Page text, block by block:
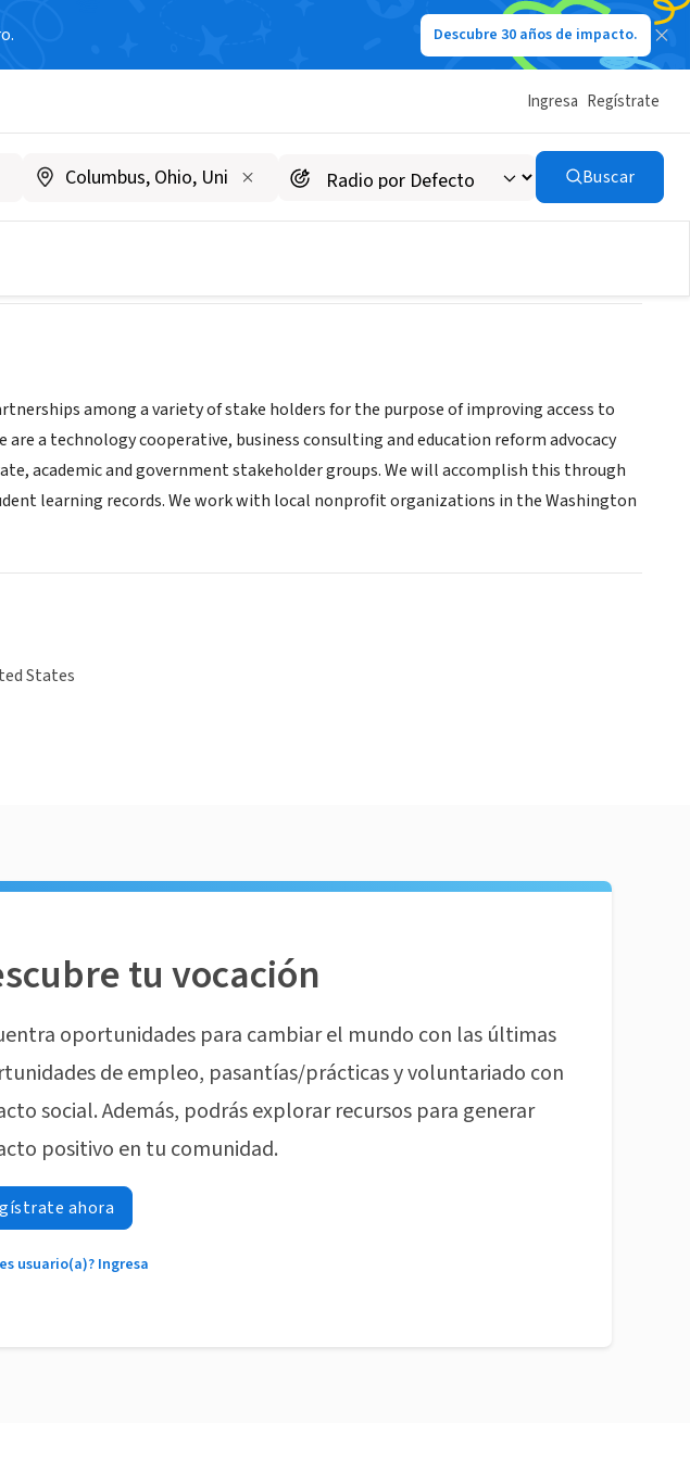
Descubre 30 años de impacto.
Ingresa Regístrate
Buscar
among a variety of stake holders for the purpose of improving access to
a technology cooperative, business consulting and education reform advocacy
academic and government stakeholder groups. We will accomplish this through
learning records. We work with local nonprofit organizations in the Washington
States
tu vocación
oportunidades para cambiar el mundo con las últimas
de empleo, pasantías/prácticas y voluntariado con
social. Además, podrás explorar recursos para generar
positivo en tu comunidad.
ahora
usuario(a)? Ingresa